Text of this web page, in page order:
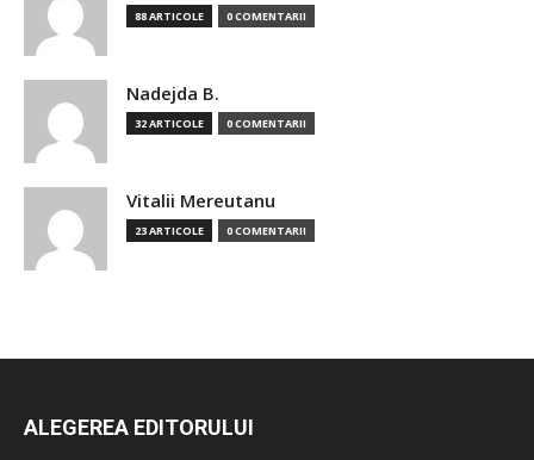
88 ARTICOLE 0 COMENTARII
Nadejda B.
32 ARTICOLE 0 COMENTARII
Vitalii Mereutanu
23 ARTICOLE 0 COMENTARII
ALEGEREA EDITORULUI